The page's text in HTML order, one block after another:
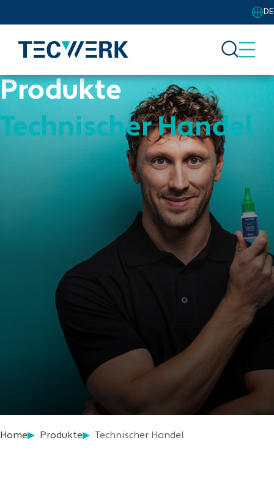
DE
Produkte
Technischer Handel
Home Produkte Technischer Handel